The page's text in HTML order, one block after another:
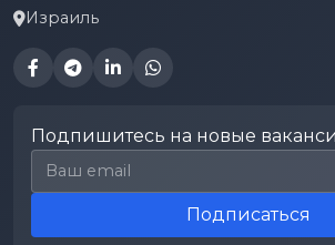
Израиль
Подпишитесь на новые
Email для подписки
Подписаться